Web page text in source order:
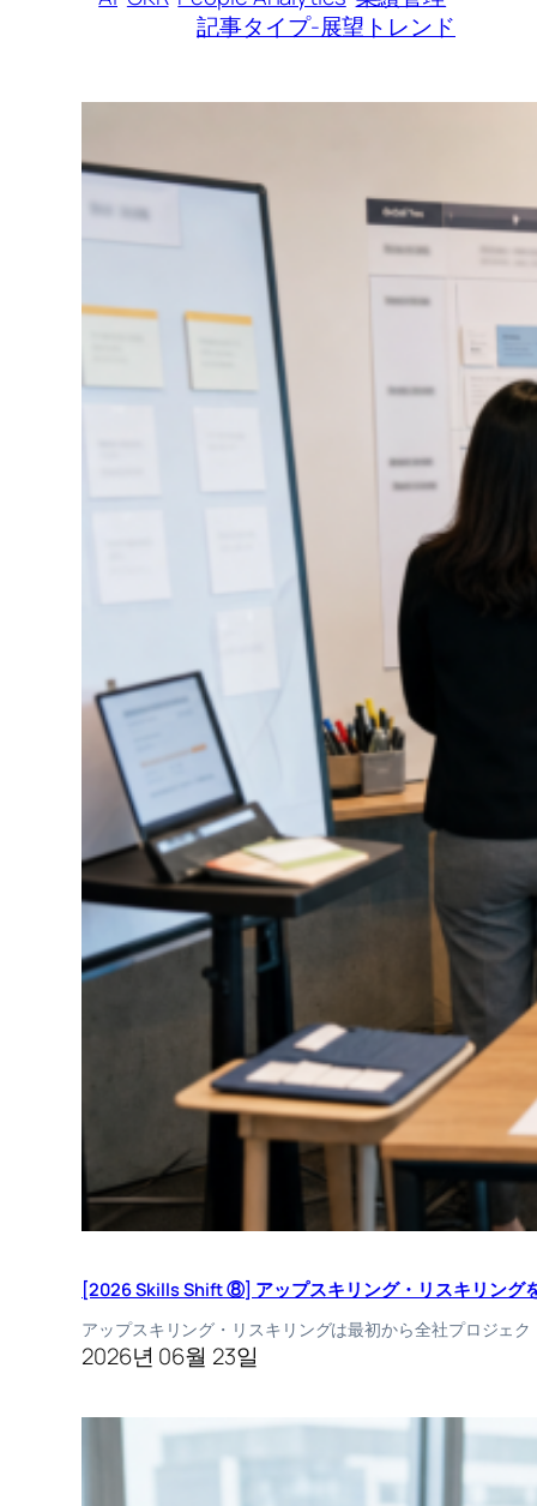
記事タイプ-展望トレンド
[2026 Skills Shift ⑧] アップスキリング・リスキリング
アップスキリング・リスキリングは最初から全社プロジェ
2026년 06월 23일